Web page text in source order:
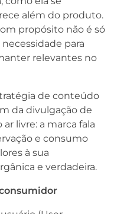
além do produto.
propósito não é só
para
relevantes no
de conteúdo
da divulgação de
livre: a marca fala
e consumo
à sua
e verdadeira.